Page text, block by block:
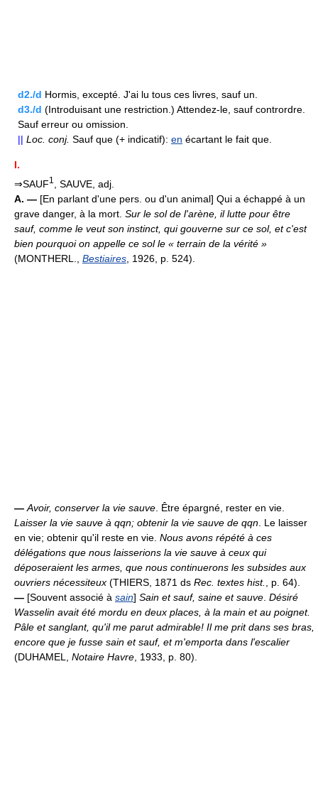
d2./d Hormis, excepté. J'ai lu tous ces livres, sauf un.
d3./d (Introduisant une restriction.) Attendez-le, sauf contrordre.
Sauf erreur ou omission.
|| Loc. conj. Sauf que (+ indicatif): en écartant le fait que.
I.
⇒SAUF1
, SAUVE, adj.
A. — [En parlant d'une pers. ou d'un animal] Qui a échappé à un
grave danger, à la mort. Sur le sol de l'arène, il lutte pour être
sauf, comme le veut son instinct, qui gouverne sur ce sol, et c'est
bien pourquoi on appelle ce sol le « terrain de la vérité »
(MONTHERL., Bestiaires , 1926, p. 524).
— Avoir, conserver la vie sauve . Être épargné, rester en vie.
Laisser la vie sauve à qqn; obtenir la vie sauve de qqn . Le laisser
en vie; obtenir qu'il reste en vie. Nous avons répété à ces
délégations que nous laisserions la vie sauve à ceux qui
déposeraient les armes, que nous continuerons les subsides aux
ouvriers nécessiteux (THIERS, 1871 ds Rec. textes hist.
, p. 64).
— [Souvent associé à sain] Sain et sauf, saine et sauve Désiré
Wasselin avait été mordu en deux places, à la main et au poignet.
Pâle et sanglant, qu'il me parut admirable! Il me prit dans ses bras,
encore que je fusse sain et sauf, et m'emporta dans l'escalier
(DUHAMEL, Notaire Havre , 1933, p. 80).